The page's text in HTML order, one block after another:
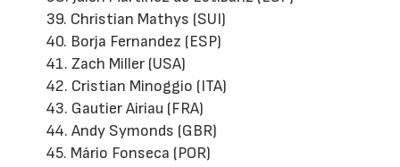
39. Christian Mathys (SUI)
40. Borja Fernandez (ESP)
41. Zach Miller (USA)
42. Cristian Minoggio (ITA)
43. Gautier Airiau (FRA)
44. Andy Symonds (GBR)
45. Mário Fonseca (POR)